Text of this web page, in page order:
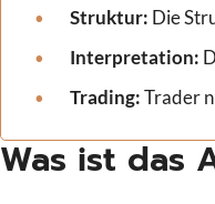
Struktur: Die
Interpretation:
Trading:Trader
Was ist das